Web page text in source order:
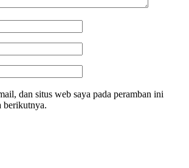
dan situs web saya pada peramban ini
berikutnya.